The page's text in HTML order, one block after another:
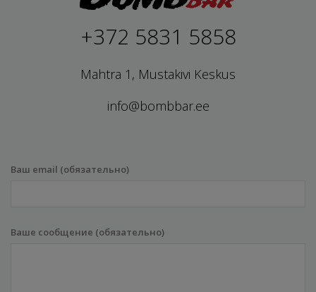
+372 5831 5858
Mahtra 1, Mustakivi Keskus
info@bombbar.ee
Ваш email (обязательно)
Ваше сообщение (обязательно)